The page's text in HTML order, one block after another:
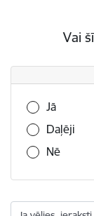
Vai
Vai šī
Jā
Daļēji
Nē